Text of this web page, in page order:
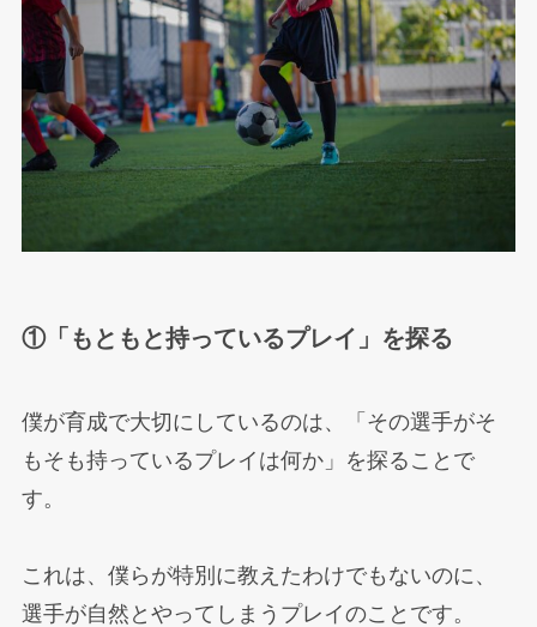
①「もともと持っているプレイ」を探る
僕が育成で大切にしているのは、「その選手がそ
もそも持っているプレイは何か」を探ることで
す。
これは、僕らが特別に教えたわけでもないのに、
選手が自然とやってしまうプレイのことです。